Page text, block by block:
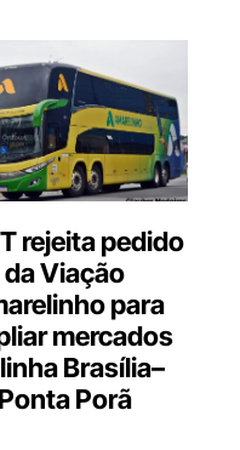
rejeita pedido
da Viação
para
mercados
Brasília–
Ponta Porã